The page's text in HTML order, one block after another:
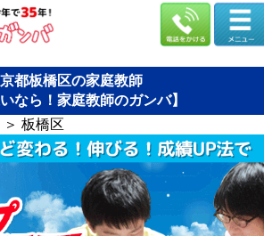
都板橋区の家庭教師
いなら！家庭教師のガンバ】
＞ 板橋区